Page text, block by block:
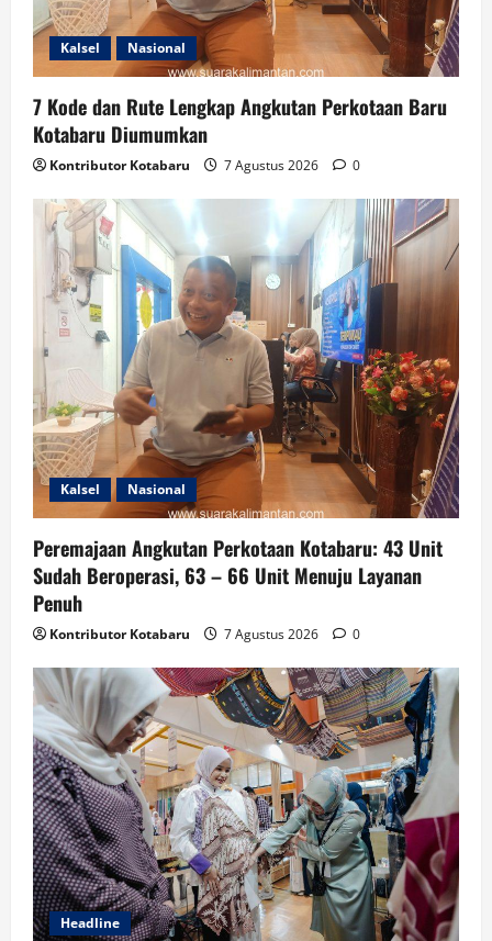
Kalsel Nasional
7 Kode dan Rute Lengkap Angkutan Perkotaan Baru
Kotabaru Diumumkan
Kontributor Kotabaru 7 Agustus 2026 0
Kalsel Nasional
Peremajaan Angkutan Perkotaan Kotabaru: 43 Unit
Sudah Beroperasi, 63 – 66 Unit Menuju Layanan
Penuh
Kontributor Kotabaru 7 Agustus 2026 0
Headline